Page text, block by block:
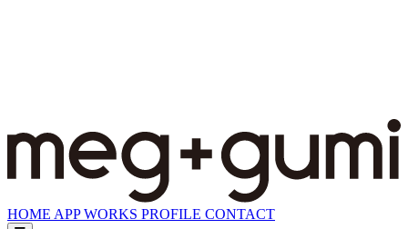
HOME APPWORKS PROFILE CONTACT